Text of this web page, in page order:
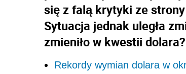
się z falą krytyki ze
Sytuacja jednak uległa
zmieniło w kwestii dolara?
Rekordy wymian dolara w